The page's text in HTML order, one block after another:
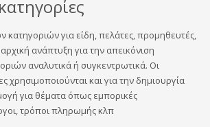
για είδη, πελάτες, προμηθευτές,
ανάπτυξη για την απεικόνιση
αναλυτικά ή συγκεντρωτικά. Οι
χρησιμοποιούνται και για την δημιουργία
για θέματα όπως εμπορικές
τρόποι πληρωμής κλπ